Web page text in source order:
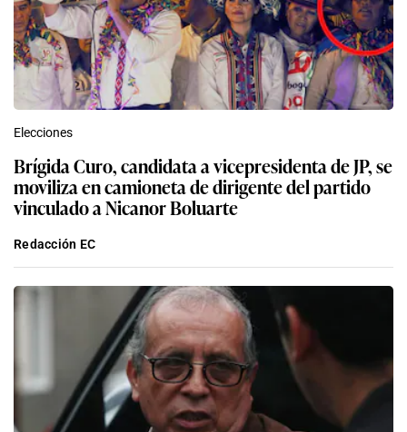
Elecciones
Brígida Curo, candidata a vicepresidenta de JP, se
moviliza en camioneta de dirigente del partido
vinculado a Nicanor Boluarte
Redacción EC